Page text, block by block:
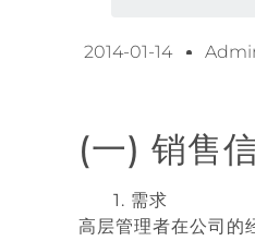
2014-01-14
(一) 销售
1. 需求
高层管理者在公司的